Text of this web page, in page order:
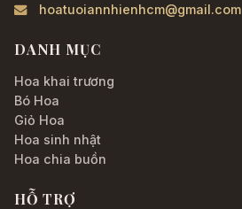
hoatuoiannhienhcm@gmail.com
DANH MỤC
Hoa khai trương
Bó Hoa
Giỏ Hoa
Hoa sinh nhật
Hoa chia buồn
HỖ TRỢ